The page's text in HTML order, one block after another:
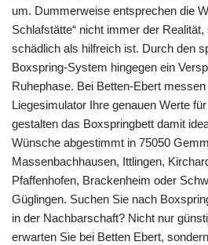
um. Dummerweise entsprechen die
Schlafstätte“ nicht immer der
schädlich als hilfreich ist. Durch den
Boxspring-System hingegen ein
Ruhephase. Bei Betten-Ebert
Liegesimulator Ihre genauen Werte
gestalten das Boxspringbett damit
Wünsche abgestimmt in 75050
Massenbachhausen, Ittlingen,
Pfaffenhofen, Brackenheim oder
Güglingen. Suchen Sie nach
in der Nachbarschaft? Nicht nur
erwarten Sie bei Betten Ebert,